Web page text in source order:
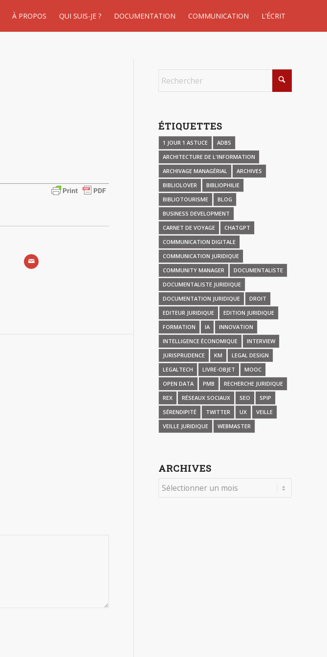
À PROPOS QUI SUIS-JE ? DOCUMENTATION COMMUNICATION L’ÉCRIT
ÉTIQUETTES
1 JOUR 1 ASTUCE
ADBS
ARCHITECTURE DE L'INFORMATION
ARCHIVAGE MANAGÉRIAL
ARCHIVES
BIBLIOLOVER
BIBLIOPHILIE
BIBLIOTOURISME
BLOG
BUSINESS DEVELOPMENT
CARNET DE VOYAGE
CHATGPT
COMMUNICATION DIGITALE
COMMUNICATION JURIDIQUE
COMMUNITY MANAGER
DOCUMENTALISTE
DOCUMENTALISTE JURIDIQUE
DOCUMENTATION JURIDIQUE
DROIT
EDITEUR JURIDIQUE
EDITION JURIDIQUE
FORMATION
IA
INNOVATION
INTELLIGENCE ÉCONOMIQUE
INTERVIEW
JURISPRUDENCE
KM
LEGAL DESIGN
LEGALTECH
LIVRE-OBJET
MOOC
OPEN DATA
PMB
RECHERCHE JURIDIQUE
REX
RÉSEAUX SOCIAUX SEO
SPIP
SÉRENDIPITÉ
TWITTER UX
VEILLE
VEILLE JURIDIQUE
WEBMASTER
ARCHIVES